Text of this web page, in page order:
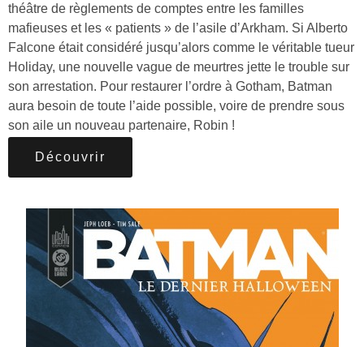
théâtre de règlements de comptes entre les familles
mafieuses et les « patients » de l’asile d’Arkham. Si Alberto
Falcone était considéré jusqu’alors comme le véritable tueur
Holiday, une nouvelle vague de meurtres jette le trouble sur
son arrestation. Pour restaurer l’ordre à Gotham, Batman
aura besoin de toute l’aide possible, voire de prendre sous
son aile un nouveau partenaire, Robin !
Découvrir